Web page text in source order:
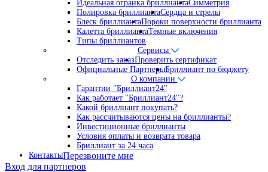
Идеальная огранка бриллиантаСимметрия
Полировка бриллиантаСердца и стрелы
Блеск бриллиантаПороки поверхности бриллианта
Калетта бриллиантаТемные включения
Типы бриллиантов
Сервисы
Отследить заказПроверить сертификат
Официальные ПартнерыБриллиант по бюджету
О компании
Гарантии "Бриллиант24"
Как работает "Бриллиант24"?
Какой бриллиант покупать?
Как рассчитываются цены на бриллианты?
Инвестиционные бриллианты
Условия оплаты и возврата товара
Бриллиант за 24 часа
КонтактыПерезвоните мне
Вход для партнеров